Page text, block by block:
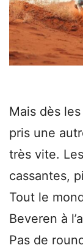
Mais dès
pris une
très vite.
cassantes,
Tout le
Beveren à
Pas de